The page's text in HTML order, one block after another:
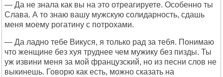
— Да не знала как вы на это отреагируете. Особенно ты
Слава. А то знаю вашу мужскую солидарность, сдашь
меня моему рогатину с потрохами.
— Да ладно тебе Викуся, я только рад за тебя. Понимаю
что женщине без хуя труднее чем мужику без пизды. Ты
уж извини меня за мой французский, но из песни слов не
выкинешь. Говорю как есть, можно сказать на